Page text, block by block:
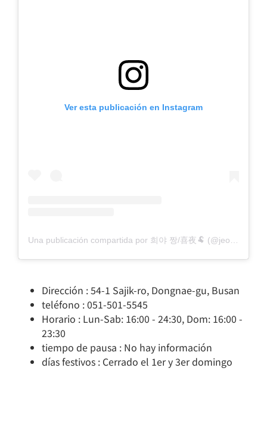
Ver esta publicación en Instagram
Una publicación compartida por 희야 짱/喜夜🐏 (@jeong_6871)
Dirección : 54-1 Sajik-ro, Dongnae-gu, Busan
teléfono : 051-501-5545
Horario : Lun-Sab: 16:00 - 24:30, Dom: 16:00 -
23:30
tiempo de pausa : No hay información
días festivos : Cerrado el 1er y 3er domingo